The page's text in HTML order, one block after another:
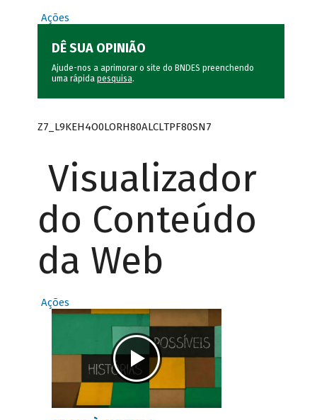
Ações
DÊ SUA OPINIÃO
Ajude-nos a aprimorar o site do BNDES preenchendo
uma rápida pesquisa.
Z7_L9KEH4O0LORH80ALCLTPF80SN7
Visualizador
do Conteúdo
da Web
Ações